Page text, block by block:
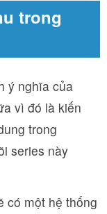
trong
ý nghĩa của
vì đó là kiến
trong
series này
có một hệ thống